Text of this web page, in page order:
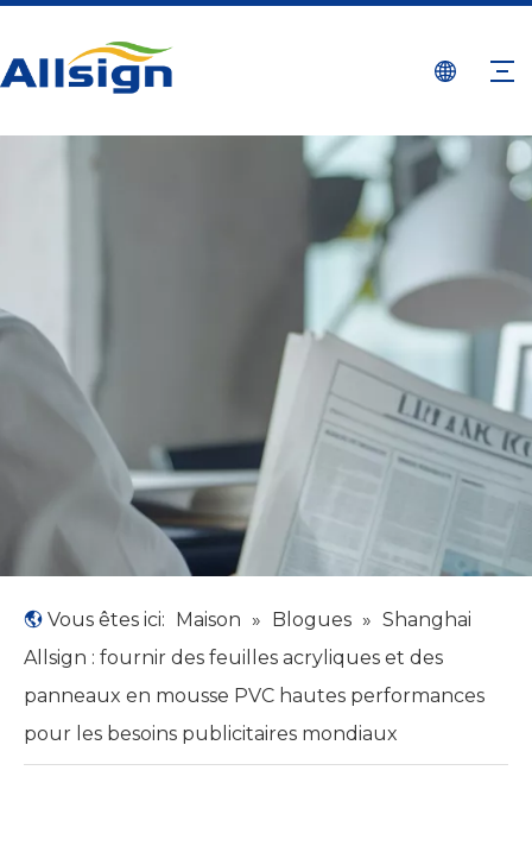
Vous êtes ici: Maison » Blogues » Shanghai
Allsign : fournir des feuilles acryliques et des
panneaux en mousse PVC hautes performances
pour les besoins publicitaires mondiaux